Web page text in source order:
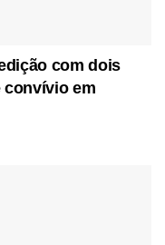
com dois
convívio em